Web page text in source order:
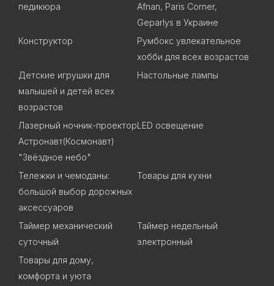
педикюра
Afnan, Paris Corner,
Geparlys в Украине
Конструктор
Румбокс увлекательное
хобби для всех возрастов
Детские игрушки для
малышей и детей всех
возрастов
Настольные лампы
Лазерный ночник-проектор
Астронавт(Космонавт)
"Звёздное небо"
LED освещение
Тележки и чемоданы:
большой выбор дорожных
аксессуаров
Товары для кухни
Таймер механический
суточный
Таймер недельный
электронный
Товары для дому,
комфорта и уюта